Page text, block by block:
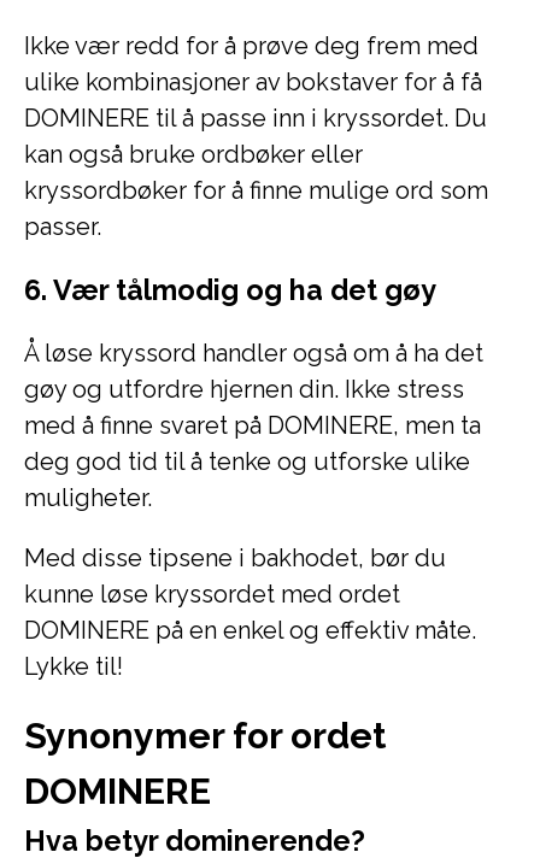
Ikke vær redd for å prøve deg frem med
ulike kombinasjoner av bokstaver for å få
DOMINERE til å passe inn i kryssordet. Du
kan også bruke ordbøker eller
kryssordbøker for å finne mulige ord som
passer.
6. Vær tålmodig og ha det gøy
Å løse kryssord handler også om å ha det
gøy og utfordre hjernen din. Ikke stress
med å finne svaret på DOMINERE, men ta
deg god tid til å tenke og utforske ulike
muligheter.
Med disse tipsene i bakhodet, bør du
kunne løse kryssordet med ordet
DOMINERE på en enkel og effektiv måte.
Lykke til!
Synonymer for ordet
DOMINERE
Hva betyr dominerende?